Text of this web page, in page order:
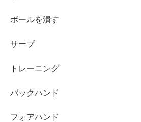
ボールを潰す
サーブ
トレーニング
バックハンド
フォアハンド